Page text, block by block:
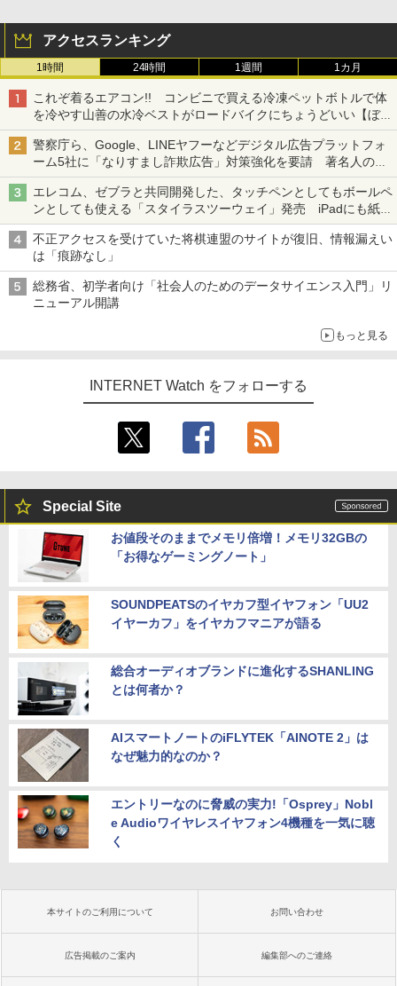
アクセスランキング
1時間 24時間 1週間 1カ月
これぞ着るエアコン!! コンビニで買える冷凍ペットボトルで体
を冷やす山善の水冷ベストがロードバイクにちょうどいい【ぼっ
ち・ざ・ろーど！その14】【空いた時間でなにしてる？】
警察庁ら、Google、LINEヤフーなどデジタル広告プラットフォ
ーム5社に「なりすまし詐欺広告」対策強化を要請 著名人の写
真や映像を使った投資詐欺などへの対策として
エレコム、ゼブラと共同開発した、タッチペンとしてもボールペ
ンとしても使える「スタイラスツーウェイ」発売 iPadにも紙に
も、持ち替えずに書き込める
不正アクセスを受けていた将棋連盟のサイトが復旧、情報漏えい
は「痕跡なし」
総務省、初学者向け「社会人のためのデータサイエンス入門」リ
ニューアル開講
もっと見る
INTERNET Watch をフォローする
Special Site
お値段そのままでメモリ倍増！メモリ32GBの
「お得なゲーミングノート」
SOUNDPEATSのイヤカフ型イヤフォン「UU2
イヤーカフ」をイヤカフマニアが語る
総合オーディオブランドに進化するSHANLING
とは何者か？
AIスマートノートのiFLYTEK「AINOTE 2」は
なぜ魅力的なのか？
エントリーなのに脅威の実力!「Osprey」Nobl
e Audioワイヤレスイヤフォン4機種を一気に聴
く
本サイトのご利用について お問い合わせ
広告掲載のご案内 編集部へのご連絡